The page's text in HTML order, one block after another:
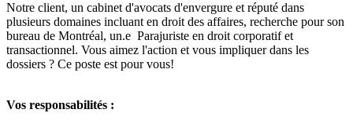
Notre client, un cabinet d'avocats d'envergure et réputé dans
plusieurs domaines incluant en droit des affaires, recherche pour son
bureau de Montréal, un.e Parajuriste en droit corporatif et
transactionnel. Vous aimez l'action et vous impliquer dans les
dossiers ? Ce poste est pour vous!
Vos responsabilités :